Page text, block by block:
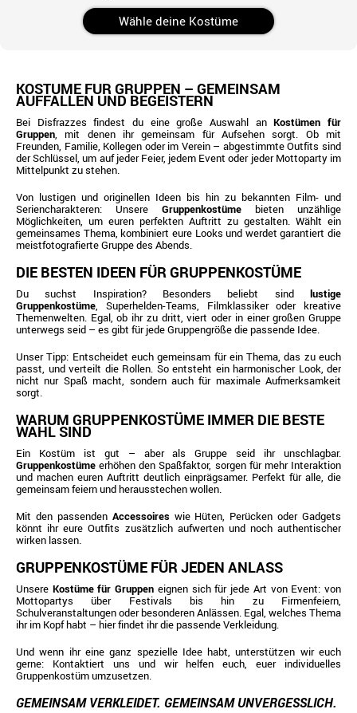
Wähle deine Kostüme
KOSTÜME FÜR GRUPPEN – GEMEINSAM
AUFFALLEN UND BEGEISTERN
Bei Disfrazzes findest du eine große Auswahl anKostümen für
Gruppen, mit denen ihr gemeinsam für Aufsehen sorgt. Ob mit
Freunden, Familie, Kollegen oder im Verein – abgestimmte Outfits sind
der Schlüssel, um auf jeder Feier, jedem Event oder jeder Mottoparty im
Mittelpunkt zu stehen.
Von lustigen und originellen Ideen bis hin zu bekannten Film- und
Seriencharakteren: Unsere Gruppenkostüme bieten unzählige
Möglichkeiten, um euren perfekten Auftritt zu gestalten. Wählt ein
gemeinsames Thema, kombiniert eure Looks und werdet garantiert die
meistfotografierte Gruppe des Abends.
DIE BESTEN IDEEN FÜR GRUPPENKOSTÜME
Du suchst Inspiration? Besonders beliebt sind lustige
Gruppenkostüme, Superhelden-Teams, Filmklassiker oder kreative
Themenwelten. Egal, ob ihr zu dritt, viert oder in einer großen Gruppe
unterwegs seid – es gibt für jede Gruppengröße die passende Idee.
Unser Tipp: Entscheidet euch gemeinsam für ein Thema, das zu euch
passt, und verteilt die Rollen. So entsteht ein harmonischer Look, der
nicht nur Spaß macht, sondern auch für maximale Aufmerksamkeit
sorgt.
WARUM GRUPPENKOSTÜME IMMER DIE BESTE
WAHL SIND
Ein Kostüm ist gut – aber als Gruppe seid ihr unschlagbar.
Gruppenkostüme erhöhen den Spaßfaktor, sorgen für mehr Interaktion
und machen euren Auftritt deutlich einprägsamer. Perfekt für alle, die
gemeinsam feiern und herausstechen wollen.
Mit den passenden Accessoireswie Hüten, Perücken oder Gadgets
könnt ihr eure Outfits zusätzlich aufwerten und noch authentischer
wirken lassen.
GRUPPENKOSTÜME FÜR JEDEN ANLASS
Unsere Kostüme für Gruppen eignen sich für jede Art von Event: von
Mottopartys über Festivals bis hin zu Firmenfeiern,
Schulveranstaltungen oder besonderen Anlässen. Egal, welches Thema
ihr im Kopf habt – hier findet ihr die passende Verkleidung.
Und wenn ihr eine ganz spezielle Idee habt, unterstützen wir euch
gerne: Kontaktiert uns und wir helfen euch, euer individuelles
Gruppenkostüm umzusetzen.
GEMEINSAM VERKLEIDET. GEMEINSAM UNVERGESSLICH.